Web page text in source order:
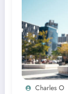
Charles O